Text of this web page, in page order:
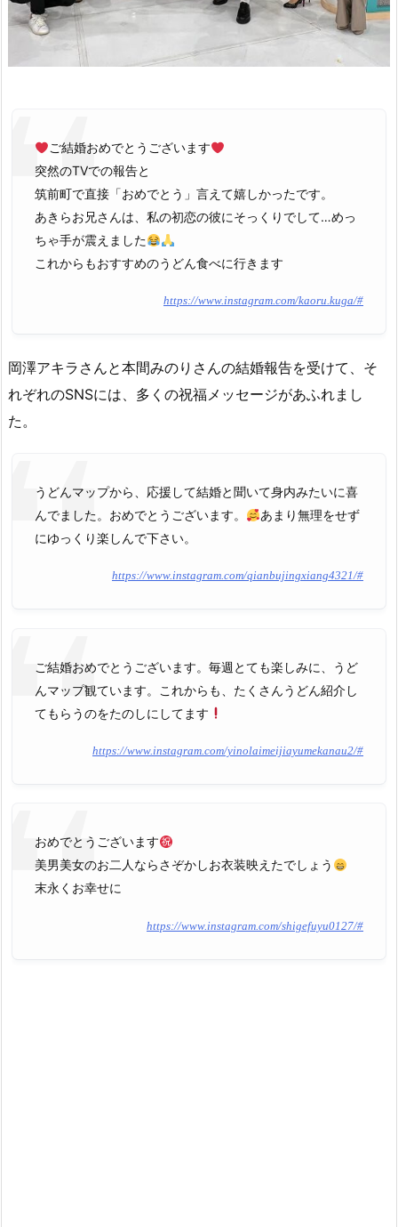
ご結婚おめでとうございます
突然のTVでの報告と
筑前町で直接「おめでとう」言えて嬉しかったです。
あきらお兄さんは、私の初恋の彼にそっくりでして…めっ
ちゃ手が震えました
これからもおすすめのうどん食べに行きます
https://www.instagram.com/kaoru.kuga/#
岡澤アキラさんと本間みのりさんの結婚報告を受けて、そ
れぞれのSNSには、多くの祝福メッセージがあふれまし
た。
うどんマップから、応援して結婚と聞いて身内みたいに喜
んでました。おめでとうございます。
あまり無理をせず
にゆっくり楽しんで下さい。
https://www.instagram.com/qianbujingxiang4321/#
ご結婚おめでとうございます。毎週とても楽しみに、うど
んマップ観ています。これからも、たくさんうどん紹介し
てもらうのをたのしにしてます
https://www.instagram.com/yinolaimeijiayumekanau2/#
おめでとうございます
美男美女のお二人ならさぞかしお衣装映えたでしょう
末永くお幸せに
https://www.instagram.com/shigefuyu0127/#